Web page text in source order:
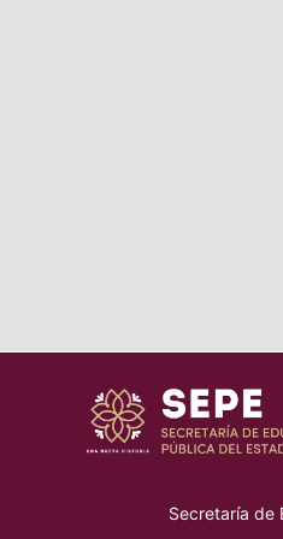
Secretaría de